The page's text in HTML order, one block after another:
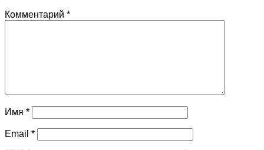
Комментарий *
Имя *
Email *